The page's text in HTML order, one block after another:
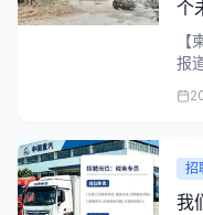
个
报
勿
招
我